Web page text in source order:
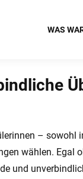
WAS
–
wählen.
und